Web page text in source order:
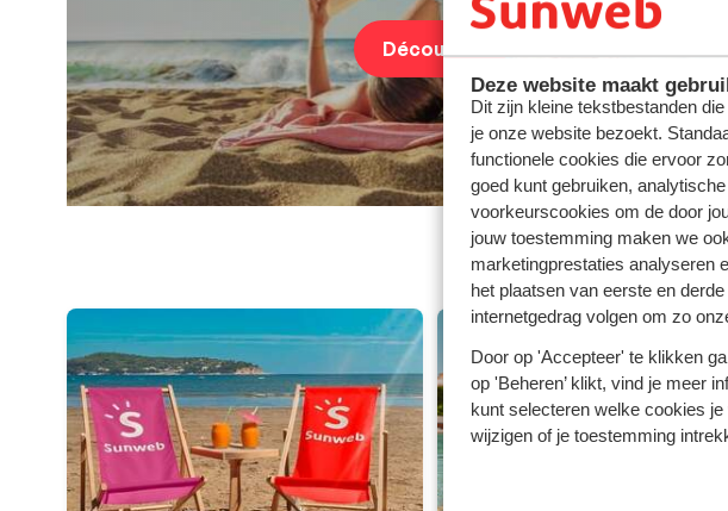
Deze website maakt
Dit zijn kleine tekstbestanden
je onze website bezoekt.
functionele cookies die ervoor
goed kunt gebruiken,
voorkeurscookies om de door
jouw toestemming maken we
marketingprestaties analyseren
het plaatsen van eerste en
internetgedrag volgen om zo
Door op 'Accepteer' te klikken
op 'Beheren’ klikt, vind je meer
kunt selecteren welke cookies
wijzigen of je toestemming
Découvrir
Partez en vacances